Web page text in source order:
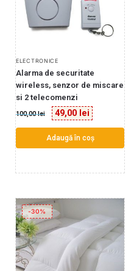
ELECTRONICE
Alarma de securitate
wireless, senzor de miscare
si 2 telecomenzi
100,00lei 49,00 lei
Adaugă în coș
-30%